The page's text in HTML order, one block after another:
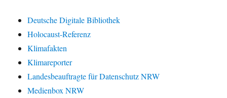
Deutsche Digitale Bibliothek
Holocaust-Referenz
Klimafakten
Klimareporter
Landesbeauftragte für Datenschutz NRW
Medienbox NRW